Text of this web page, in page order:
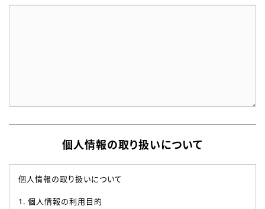
個人情報の取り扱いについて
個人情報の取り扱いについて
1. 個人情報の利用目的